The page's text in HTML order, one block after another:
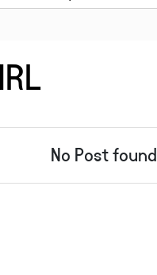
No Post found